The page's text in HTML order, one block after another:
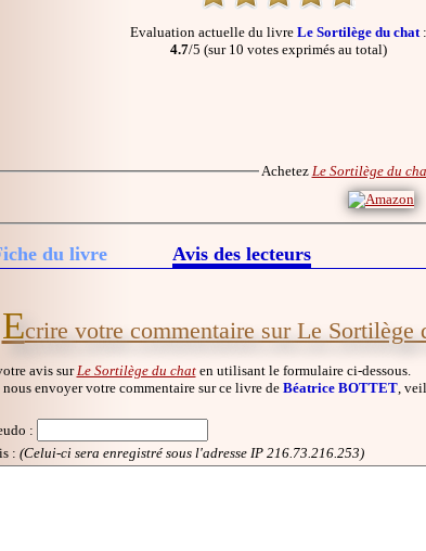
Evaluation actuelle du livre Le Sortilège du chat:
4.7/5 (sur 10 votes exprimés au total)
Achetez Le Sortilège du
du livre Avis des lecteurs
Ecrire votre commentaire sur Le Sortilège
avis sur Le Sortilège du chaten utilisant le formulaire ci-dessous.
nous envoyer votre commentaire sur ce livre de Béatrice BOTTET,
:
: (Celui-ci sera enregistré sous l'adresse IP 216.73.216.253)